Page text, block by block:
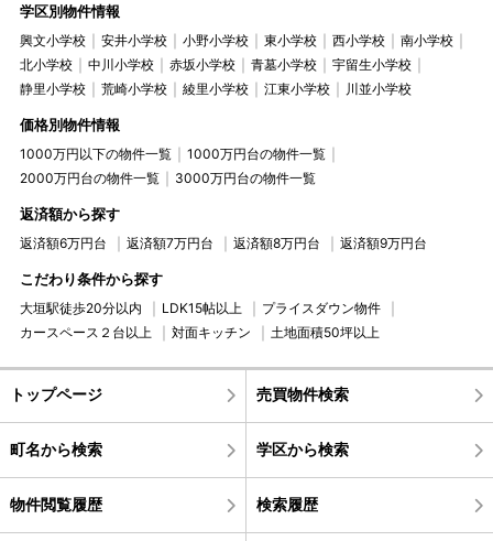
学区別物件情報
興文小学校 安井小学校 小野小学校 東小学校 西小学校
南小学校
北小学校
中川小学校 赤坂小学校 青墓小学校
宇留生小学校
静里小学校
荒崎小学校 綾里小学校 江東小学校 川並小学校
価格別物件情報
1000万円以下の物件一覧
1000万円台の物件一覧
2000万円台の物件一覧
3000万円台の物件一覧
返済額から探す
返済額6万円台 返済額7万円台 返済額8万円台 返済額9万円台
こだわり条件から探す
大垣駅徒歩20分以内 LDK15帖以上
プライスダウン物件
カースペース２台以上
対面キッチン 土地面積50坪以上
トップページ 売買物件検索
町名から検索 学区から検索
物件閲覧履歴 検索履歴